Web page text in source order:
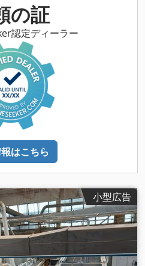
の証
認定ディーラー
はこちら
小型広告